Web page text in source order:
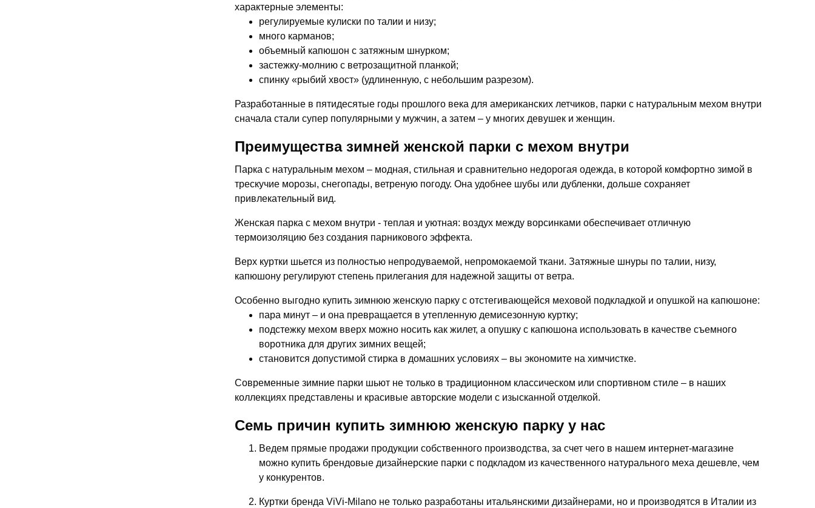
характерные элементы:
регулируемые кулиски по талии и низу;
много карманов;
объемный капюшон с затяжным шнурком;
застежку-молнию с ветрозащитной планкой;
спинку «рыбий хвост» (удлиненную, с небольшим разрезом).
Разработанные в пятидесятые годы прошлого века для американских летчиков, парки с натуральным мехом внутри
сначала стали супер популярными у мужчин, а затем – у многих девушек и женщин.
Преимущества зимней женской парки с мехом внутри
Парка с натуральным мехом – модная, стильная и сравнительно недорогая одежда, в которой комфортно зимой в
трескучие морозы, снегопады, ветреную погоду. Она удобнее шубы или дубленки, дольше сохраняет
привлекательный вид.
Женская парка с мехом внутри - теплая и уютная: воздух между ворсинками обеспечивает отличную
термоизоляцию без создания парникового эффекта.
Верх куртки шьется из полностью непродуваемой, непромокаемой ткани. Затяжные шнуры по талии, низу,
капюшону регулируют степень прилегания для надежной защиты от ветра.
Особенно выгодно купить зимнюю женскую парку с отстегивающейся меховой подкладкой и опушкой на капюшоне:
пара минут – и она превращается в утепленную демисезонную куртку;
подстежку мехом вверх можно носить как жилет, а опушку с капюшона использовать в качестве съемного
воротника для других зимних вещей;
становится допустимой стирка в домашних условиях – вы экономите на химчистке.
Современные зимние парки шьют не только в традиционном классическом или спортивном стиле – в наших
коллекциях представлены и красивые авторские модели с изысканной отделкой.
Семь причин купить зимнюю женскую парку у нас
Ведем прямые продажи продукции собственного производства, за счет чего в нашем интернет-магазине
можно купить брендовые дизайнерские парки с подкладом из качественного натурального меха дешевле, чем
у конкурентов.
Куртки бренда ViVi-Milano не только разработаны итальянскими дизайнерами, но и производятся в Италии из